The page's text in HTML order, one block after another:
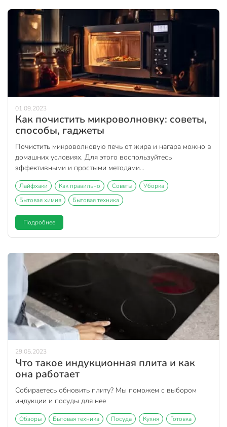
Как почистить микроволновку: советы,
способы, гаджеты
01.09.2023
Почистить микроволновую печь от жира и нагара можно в
домашних условиях. Для этого воспользуйтесь
эффективными и простыми методами...
Лайфхаки Как правильно Советы
Уборка
Бытовая химия
Бытовая техника
Подробнее
Что такое индукционная плита и как
она работает
29.05.2023
Собираетесь обновить плиту? Мы поможем с выбором
индукции и посуды для нее
Обзоры Бытовая техника Посуда Кухня
Готовка